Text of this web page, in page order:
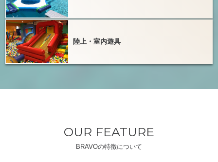
陸上・室内遊具
OUR FEATURE
BRAVOの特徴について